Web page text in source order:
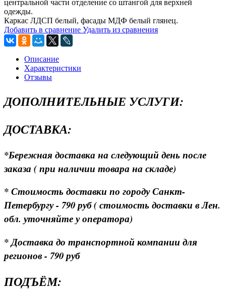
центральной части отделение со штангой для верхней
одежды.
Каркас ЛДСП белый, фасады МДФ белый глянец.
Добавить в сравнение Удалить из сравнения
Описание
Характеристики
Отзывы
ДОПОЛНИТЕЛЬНЫЕ УСЛУГИ:
ДОСТАВКА:
*Бережная доставка на следующий день после
заказа ( при наличии товара на складе)
* Стоимость доставки по городу Санкт-
Петербургу - 790 руб ( стоимость доставки в Лен.
обл. уточняйте у оператора)
* Доставка до транспортной компании для
регионов - 790 руб
ПОДЪЁМ: